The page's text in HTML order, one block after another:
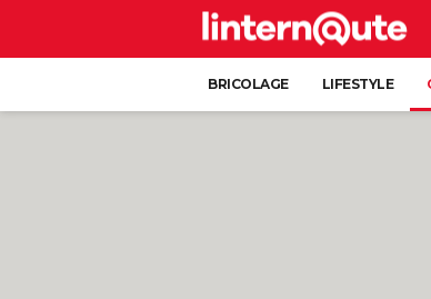
BRICOLAGE LIFESTYLE